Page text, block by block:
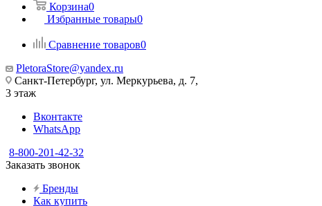
Корзина0
Избранные товары0
Сравнение товаров0
PletoraStore@yandex.ru
Санкт-Петербург, ул. Меркурьева, д. 7,
3 этаж
Вконтакте
WhatsApp
8-800-201-42-32
Заказать звонок
Бренды
Как купить